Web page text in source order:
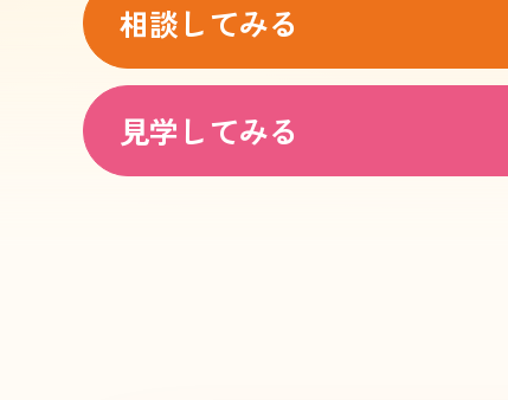
相談してみる
見学 してみる